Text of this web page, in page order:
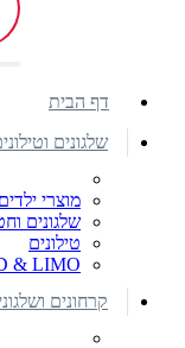
דף הבית
שלגונים
מוצרי
שלגונים
טילונים
& LIMO
קרחונים